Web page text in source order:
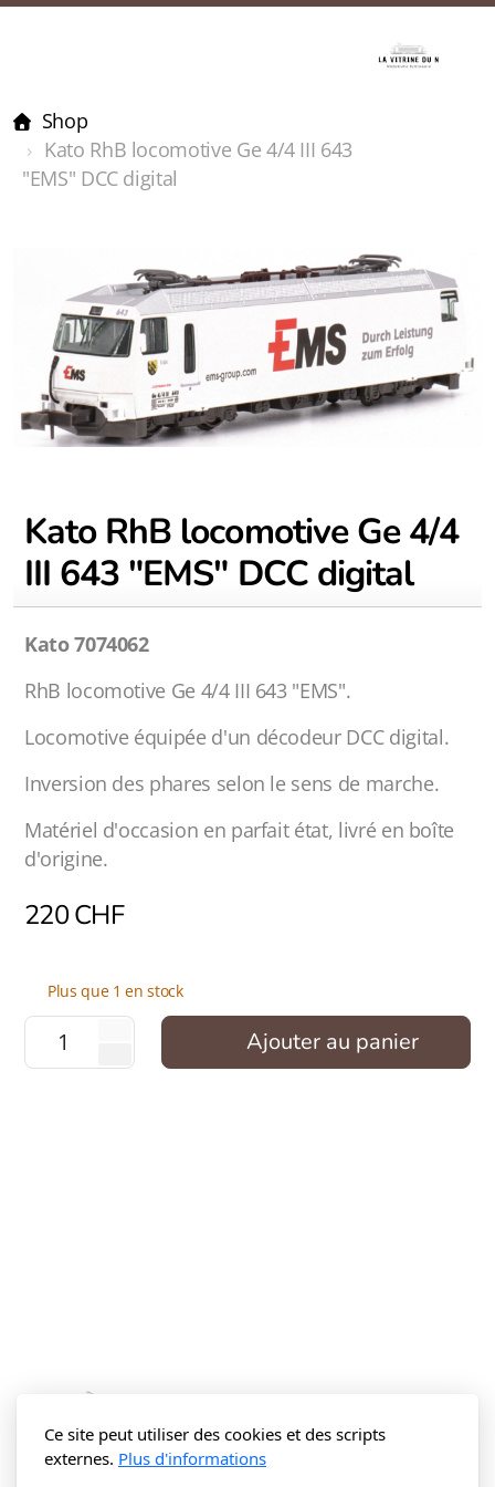
Shop
Kato RhB locomotive Ge 4/4 III 643
"EMS" DCC digital
Kato RhB locomotive Ge 4/4
III 643 "EMS" DCC digital
Kato 7074062
RhB locomotive Ge 4/4 III 643 "EMS".
Locomotive équipée d'un décodeur DCC digital.
Inversion des phares selon le sens de marche.
Matériel d'occasion en parfait état, livré en boîte
d'origine.
220CHF
Plus que 1 en stock
Ajouter au panier
Ce site peut utiliser des cookies et des scripts
externes. Plus d'informations